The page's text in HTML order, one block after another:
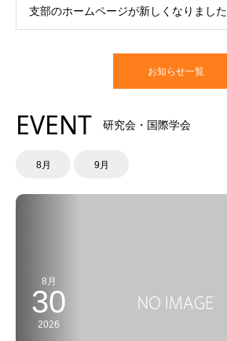
支部のホームページが新しくなりました
お知らせ一覧
EVENT 研究会・国際学会
8月 9月
8月
30
2026